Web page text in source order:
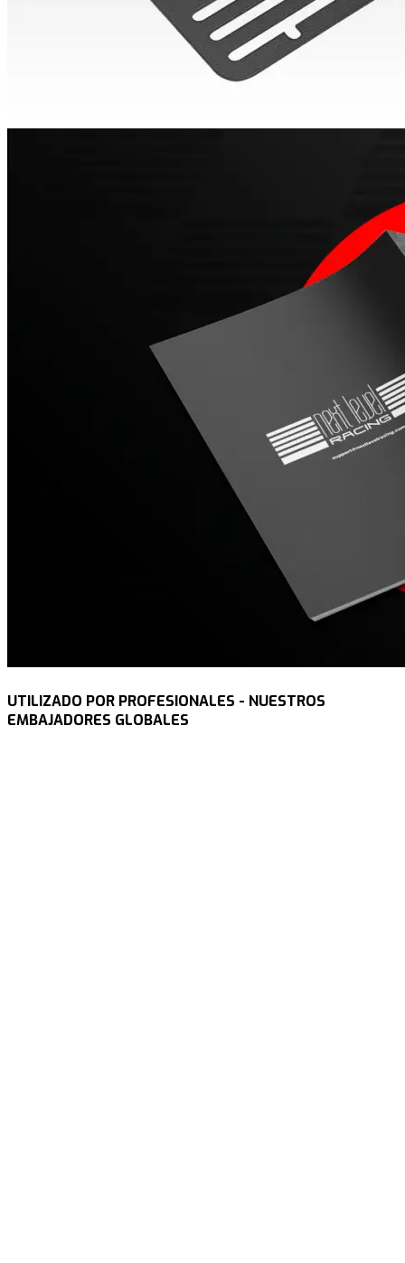
UTILIZADO POR PROFESIONALES - NUESTROS
EMBAJADORES GLOBALES